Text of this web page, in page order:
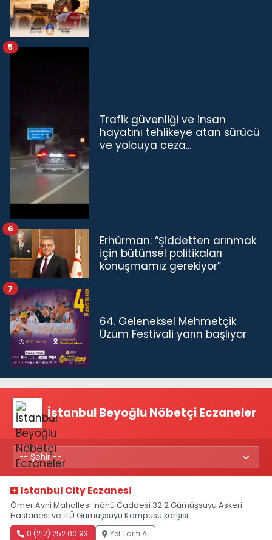
Trafik güvenliği ve insan
hayatını tehlikeye atan sürücü
ve yolcuya ceza...
5
Erhürman: “Şiddetten arınmak
için bütünsel politikaları
konuşmamız gerekiyor”
6
64. Geleneksel Mehmetçik
Üzüm Festivali yarın başlıyor
7
İstanbul Beyoğlu Nöbetçi Eczaneler
Istanbul City Eczanesi
Ömer Avni Mahallesi İnönü Caddesi 32 2 Gümüşsuyu Askeri
Hastanesi ve İTÜ Gümüşsuyu Kampüsü karşısı
0 (212) 252 00 93 Yol Tarifi Al